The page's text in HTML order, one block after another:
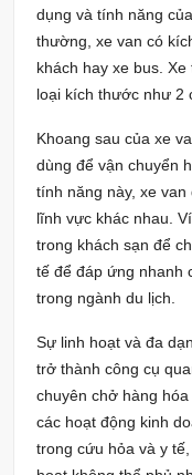
dụng và tính năng
thường, xe van có
khách hay xe bus.
loại kích thước như 2
Khoang sau của xe
dùng để vận chuyển
tính năng này, xe
lĩnh vực khác nhau.
trong khách sạn để
tế để đáp ứng nhanh
trong ngành du lịch.
Sự linh hoạt và đa
trở thành công cụ
chuyên chở hàng
các hoạt động kinh
trong cứu hỏa và y